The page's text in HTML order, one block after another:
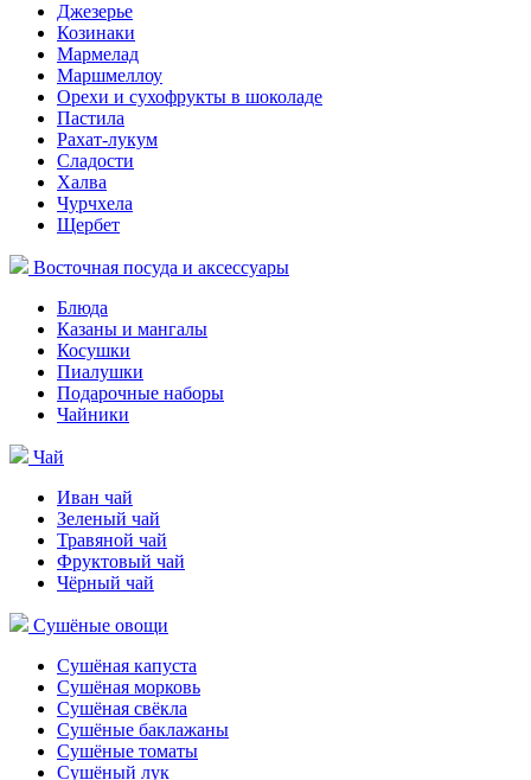
Джезерье
Козинаки
Мармелад
Маршмеллоу
Орехи и сухофрукты в шоколаде
Пастила
Рахат-лукум
Сладости
Халва
Чурчхела
Щербет
Восточная посуда и аксессуары
Блюда
Казаны и мангалы
Косушки
Пиалушки
Подарочные наборы
Чайники
Чай
Иван чай
Зеленый чай
Травяной чай
Фруктовый чай
Чёрный чай
Сушёные овощи
Сушёная капуста
Сушёная морковь
Сушёная свёкла
Сушёные баклажаны
Сушёные томаты
Сушёный лук